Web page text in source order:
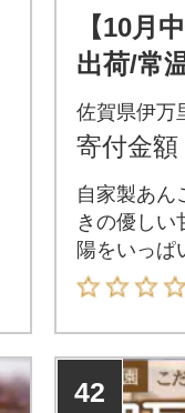
【10月
出荷/常
小嶋や
き5個+
佐賀県伊万
寄付金額
自家製あん
きの優しい
陽をいっぱ
産のお茶と
42